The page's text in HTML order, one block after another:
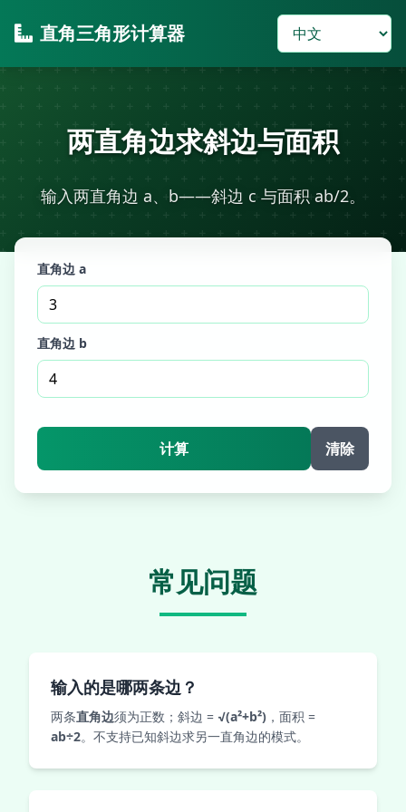
直角三角形计算器
两直角边求斜边与面积
输入两直角边 a、b——斜边 c 与面积 ab/2。
直角边 a
直角边 b
计算 清除
常见问题
输入的是哪两条边？
两条直角边须为正数；斜边 = √(a²+b²) ，面积 =
ab÷2。不支持已知斜边求另一直角边的模式。